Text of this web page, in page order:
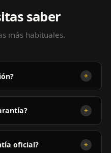
saber
más habituales.
+
+
oficial? +